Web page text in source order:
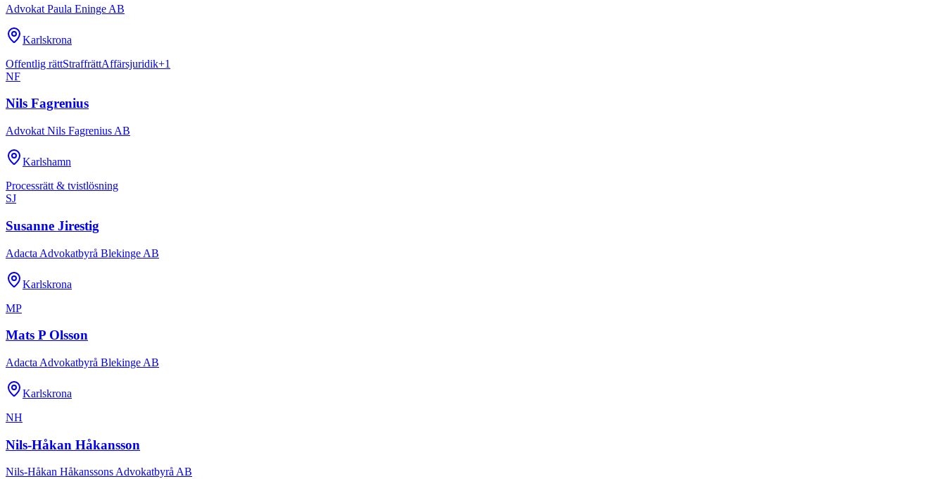
Advokat Paula Eninge AB
Karlskrona
Offentlig rättStraffrättAffärsjuridik+1
NF
Nils Fagrenius
Advokat Nils Fagrenius AB
Karlshamn
Processrätt & tvistlösning
SJ
Susanne Jirestig
Adacta Advokatbyrå Blekinge AB
Karlskrona
MP
Mats P Olsson
Adacta Advokatbyrå Blekinge AB
Karlskrona
NH
Nils-Håkan Håkansson
Nils-Håkan Håkanssons Advokatbyrå AB